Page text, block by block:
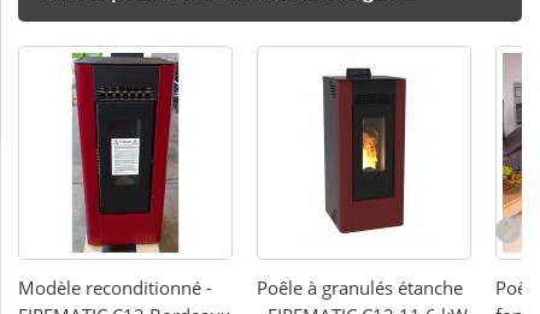
Modèle reconditionné -
Poêle à granulés étanche